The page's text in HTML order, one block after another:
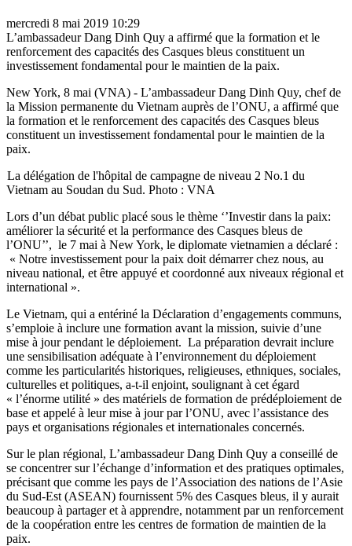
mercredi 8 mai 2019 10:29
L’ambassadeur Dang Dinh Quy a affirmé que la formation et le
renforcement des capacités des Casques bleus constituent un
investissement fondamental pour le maintien de la paix.
New York, 8 mai (VNA) - L’ambassadeur Dang Dinh Quy, chef de
la Mission permanente du Vietnam auprès de l’ONU, a affirmé que
la formation et le renforcement des capacités des Casques bleus
constituent un investissement fondamental pour le maintien de la
paix.
La délégation de l'hôpital de campagne de niveau 2 No.1 du
Vietnam au Soudan du Sud. Photo : VNA
Lors d’un débat public placé sous le thème ‘’Investir dans la paix:
améliorer la sécurité et la performance des Casques bleus de
l’ONU’’, le 7 mai à New York, le diplomate vietnamien a déclaré :
« Notre investissement pour la paix doit démarrer chez nous, au
niveau national, et être appuyé et coordonné aux niveaux régional et
international ».
Le Vietnam, qui a entériné la Déclaration d’engagements communs,
s’emploie à inclure une formation avant la mission, suivie d’une
mise à jour pendant le déploiement. La préparation devrait inclure
une sensibilisation adéquate à l’environnement du déploiement
comme les particularités historiques, religieuses, ethniques, sociales,
culturelles et politiques, a-t-il enjoint, soulignant à cet égard
« l’énorme utilité » des matériels de formation de prédéploiement de
base et appelé à leur mise à jour par l’ONU, avec l’assistance des
pays et organisations régionales et internationales concernés.
Sur le plan régional, L’ambassadeur Dang Dinh Quy a conseillé de
se concentrer sur l’échange d’information et des pratiques optimales,
précisant que comme les pays de l’Association des nations de l’Asie
du Sud-Est (ASEAN) fournissent 5% des Casques bleus, il y aurait
beaucoup à partager et à apprendre, notamment par un renforcement
de la coopération entre les centres de formation de maintien de la
paix.